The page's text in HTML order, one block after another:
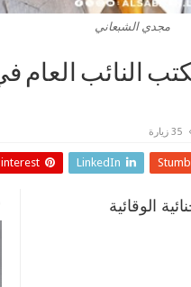
مجدي الشبعاني
النائب العام
35 زيارة
LinkedIn
الوقائية